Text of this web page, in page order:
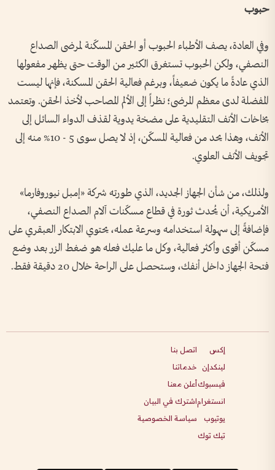
حبوب
وفي العادة، يصف الأطباء الحبوب أو الحقن المسكّنة لمرضى الصداع
النصفي، ولكن الحبوب تستغرق الكثير من الوقت حتى يظهر مفعولها
الذي عادةً ما يكون ضعيفاً، وبرغم فعالية الحقن المسكنة، فإنها ليست
المفضلة لدى معظم المرضى؛ نظراً إلى الألم المصاحب لأخذ الحقن. وتعتمد
بخاخات الأنف التقليدية على مضخة يدوية لقذف الدواء السائل إلى
الأنف، وهذا يحد من فعالية المسكّن، إذ لا يصل سوى 5 - 10% منه إلى
تجويف الأنف العلوي.
ولذلك، من شأن الجهاز الجديد، الذي طورته شركة «إمبل نيوروفارما»
الأمريكية، أن يُحدث ثورة في قطاع مسكّنات آلام الصداع النصفي،
فإضافةً إلى سهولة استخدامه وسرعة عمله، يحتوي الابتكار العبقري على
مسكّن أقوى وأكثر فعالية، وكل ما عليك فعله هو ضغط الزر بعد وضع
فتحة الجهاز داخل أنفك، وستحصل على الراحة خلال 20 دقيقة فقط.
إكس
لينكدإن
فيسبوك
انستغرام
يوتيوب
تيك توك
اتصل بنا
خدماتنا
أعلن معنا
اشترك في البيان
سياسة الخصوصية